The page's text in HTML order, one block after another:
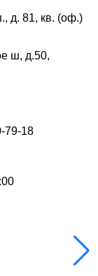
д. 81, кв. (оф.)
ш, д.50,
79-18